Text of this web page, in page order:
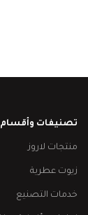
تصنيفات وأقسام
منتجات لاروز
زيوت عطرية
خدمات التصنيع